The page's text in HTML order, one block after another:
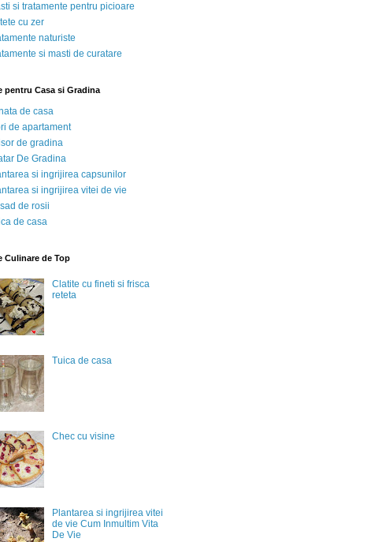
si tratamente pentru picioare
cu zer
naturiste
si masti de curatare
pentru Casa si Gradina
de casa
de apartament
de gradina
De Gradina
si ingrijirea capsunilor
si ingrijirea vitei de vie
de rosii
de casa
Culinare de Top
Clatite cu fineti si frisca
reteta
Tuica de casa
Chec cu visine
Plantarea si ingrijirea vitei
de vie Cum Inmultim Vita
De Vie